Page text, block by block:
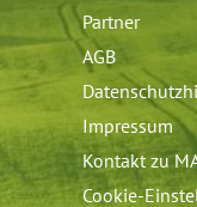
Partner
AGB
Impressum
Kontakt zu
Cookie-